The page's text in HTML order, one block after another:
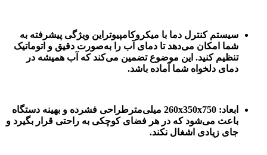
سیستم کنترل دما با میکروکامپیوتر این ویژگی پیشرفته به
شما امکان می‌دهد تا دمای آب را به‌صورت دقیق و اتوماتیک
تنظیم کنید. این موضوع تضمین می‌کند که آب همیشه در
دمای دلخواه شما آماده باشد.
ابعاد: 260x350x750 میلی‌متر طراحی فشرده و بهینه دستگاه
باعث می‌شود که در هر فضای کوچکی به راحتی قرار بگیرد و
جای زیادی اشغال نکند.